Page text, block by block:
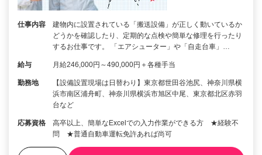
仕事内容
建物内に設置されている「搬送設備」が正しく動いているか
どうかを確認したり、定期的な点検や簡単な修理を行ったり
するお仕事です。 「エアシューター」や「自走台車」…
給与 月給246,000円～490,000円＋各種手当
勤務地
【設備設置現場は日替わり】東京都世田谷池尻、神奈川県横
浜市南区浦舟町、神奈川県横浜市旭区中尾、東京都北区赤羽
台など
応募資格
高卒以上、簡単なExcelでの入力作業ができる方 ★経験不
問 ★普通自動車運転免許あれば尚可